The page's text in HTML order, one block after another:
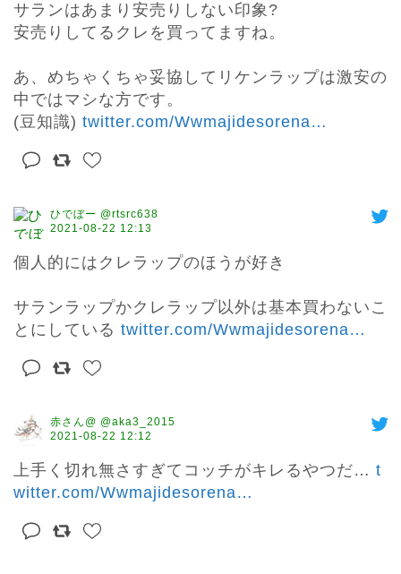
サランはあまり安売りしない印象?
安売りしてるクレを買ってますね。
あ、めちゃくちゃ妥協してリケンラップは激安の
中ではマシな方です。
(豆知識) twitter.com/Wwmajidesorena…
ひでぼー @rtsrc638
2021-08-22 12:13
個人的にはクレラップのほうが好き
サランラップかクレラップ以外は基本買わないこ
とにしている twitter.com/Wwmajidesorena…
赤さん@ @aka3_2015
2021-08-22 12:12
上手く切れ無さすぎてコッチがキレるやつだ… t
witter.com/Wwmajidesorena…